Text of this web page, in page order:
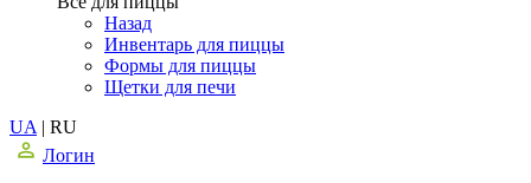
Назад
Инвентарь для пиццы
Формы для пиццы
Щетки для печи
UA | RU
Логин